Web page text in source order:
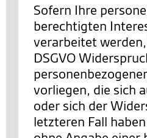
Sofern Ihre
berechtigten
verarbeitet
DSGVO
vorliegen, die sich
oder sich der
letzteren Fall